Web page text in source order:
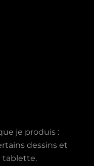
je produis :
dessins et
tablette.